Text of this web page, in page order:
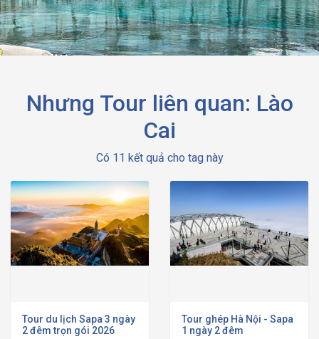
Nhưng Tour liên quan: Lào
Cai
Có 11 kết quả cho tag này
Tour du lịch Sapa 3 ngày
2 đêm trọn gói 2026
Tour ghép Hà Nội - Sapa
1 ngày 2 đêm